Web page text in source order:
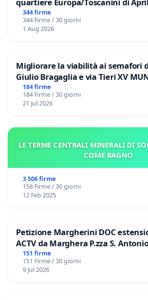
quartiere Europa/Toscanini di
344 firme
344 Firme / 30 giorni
1 Aug 2026
Migliorare la viabilità ai semafori
Giulio Bragaglia e via Tieri XV
ROMA
184 firme
184 Firme / 30 giorni
21 Jul 2026
LE TERME CENTRALI MINERALI DI
COME BAGNO
3 506 firme
158 Firme / 30 giorni
12 Feb 2025
Petizione Margherini DOC
ACTV da Marghera P.zza S.
Marco Polo tariffa a € 1,50
151 firme
151 Firme / 30 giorni
9 Jul 2026